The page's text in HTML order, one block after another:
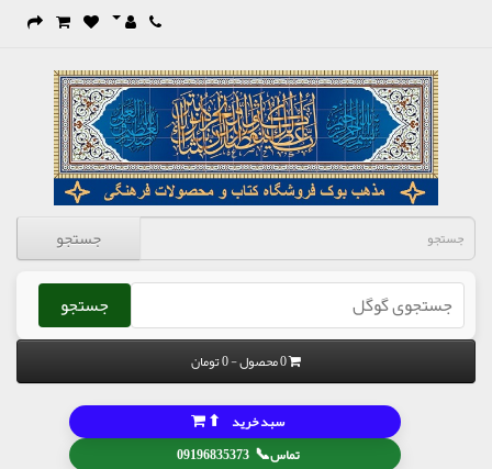
جستجو
جستجو
0 محصول - 0 تومان
تماس📞
09196835373
سبد خرید ⬆